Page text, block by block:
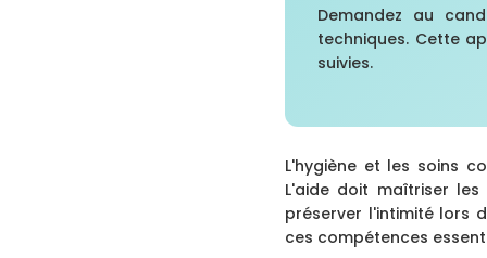
Demandez au
techniques. Cette
suivies.
L'hygiène et les soins
L'aide doit maîtriser
préserver l'intimité lors
ces compétences